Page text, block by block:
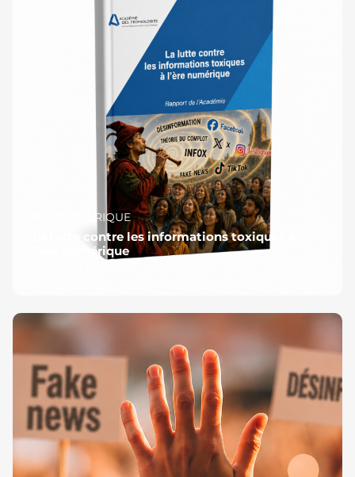
#NUMÉRIQUE
La lutte contre les informations toxiques à
l’ère numérique